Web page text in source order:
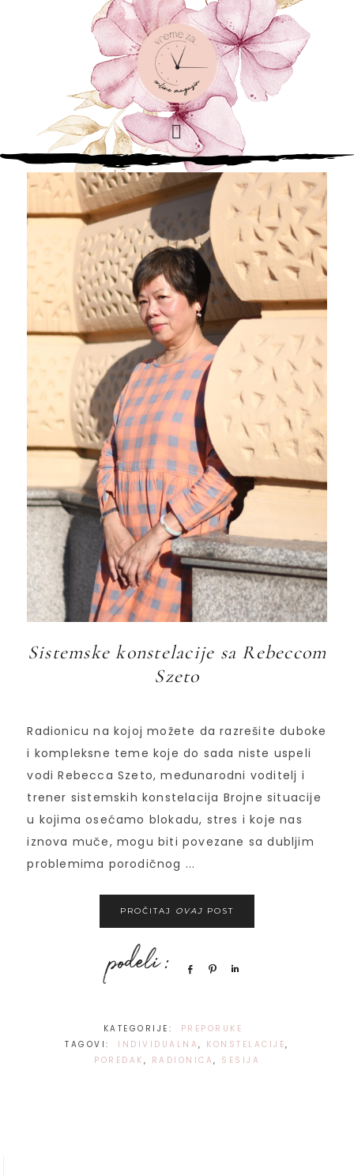
Sistemske konstelacije sa Rebeccom
Szeto
Radionicu na kojoj možete da razrešite duboke
i kompleksne teme koje do sada niste uspeli
vodi Rebecca Szeto, međunarodni voditelj i
trener sistemskih konstelacija Brojne situacije
u kojima osećamo blokadu, stres i koje nas
iznova muče, mogu biti povezane sa dubljim
problemima porodičnog ...
PROČITAJ OVAJ POST
Share Pin
KATEGORIJE:
PREPORUKE
TAGOVI:
INDIVIDUALNA, KONSTELACIJE,
POREDAK , RADIONICA , SESIJA